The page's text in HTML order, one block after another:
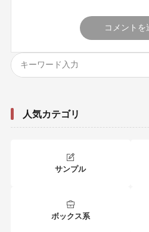
人気カテゴリ
サンプル
ボックス系